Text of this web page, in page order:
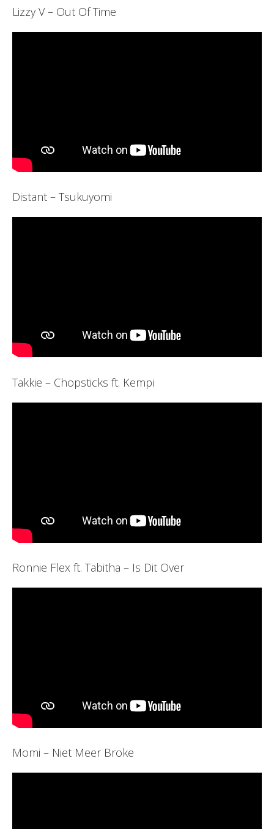
Lizzy V – Out Of Time
Distant – Tsukuyomi
Takkie – Chopsticks ft. Kempi
Ronnie Flex ft. Tabitha – Is Dit Over
Momi – Niet Meer Broke